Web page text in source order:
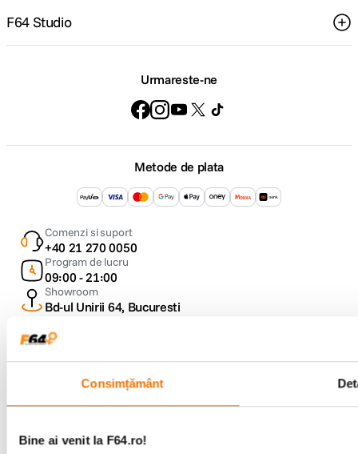
Consimțământ
Bine ai venit la F64.ro!
F64 Studio
Urmareste-ne
Metode de plata
Comenzi si suport
+40 21 270 0050
Program de lucru
09:00 - 21:00
Showroom
Bd-ul Unirii 64, Bucuresti